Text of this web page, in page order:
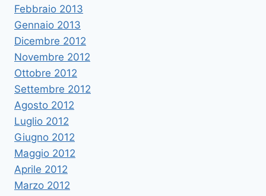
Febbraio 2013
Gennaio 2013
Dicembre 2012
Novembre 2012
Ottobre 2012
Settembre 2012
Agosto 2012
Luglio 2012
Giugno 2012
Maggio 2012
Aprile 2012
Marzo 2012